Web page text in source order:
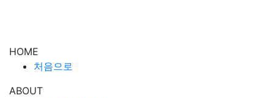
HOME
처음으로
ABOUT